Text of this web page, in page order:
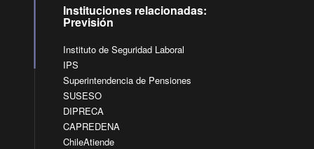
Instituciones relacionadas:
Previsión
Instituto de Seguridad Laboral
IPS
Superintendencia de Pensiones
SUSESO
DIPRECA
CAPREDENA
ChileAtiende